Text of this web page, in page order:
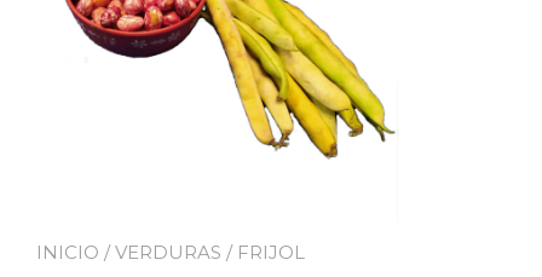
INICIO /VERDURAS / FRIJOL